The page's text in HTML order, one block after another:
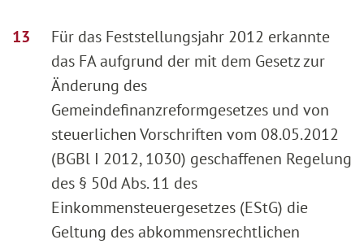
Für das Feststellungsjahr 2012 erkannte
das FA aufgrund der mit dem Gesetz zur
Änderung des
Gemeindefinanzreformgesetzes und von
steuerlichen Vorschriften vom 08.05.2012
(BGBl I 2012, 1030) geschaffenen Regelung
des § 50d Abs. 11 des
Einkommensteuergesetzes (EStG) die
Geltung des abkommensrechtlichen